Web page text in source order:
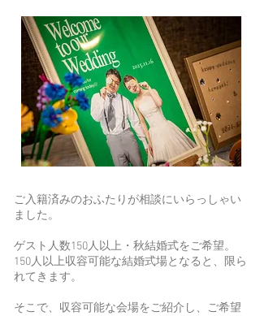
ご入籍済みのおふたりが相談にいらっしゃい
ました。
ゲスト人数150人以上・秋結婚式をご希望。
150人以上収容可能な結婚式場となると、限ら
れてきます。
そこで、収容可能な会場をご紹介し、ご希望